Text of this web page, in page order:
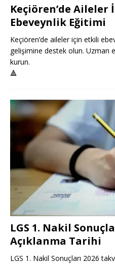
Keçiören’de Aileler
Ebeveynlik Eğitimi
Keçiören’de aileler için etkili
gelişimine destek olun. Uzman
kurun.
🔺
LGS 1. Nakil
Açıklanma Tarihi
LGS 1. Nakil Sonuçları 2026